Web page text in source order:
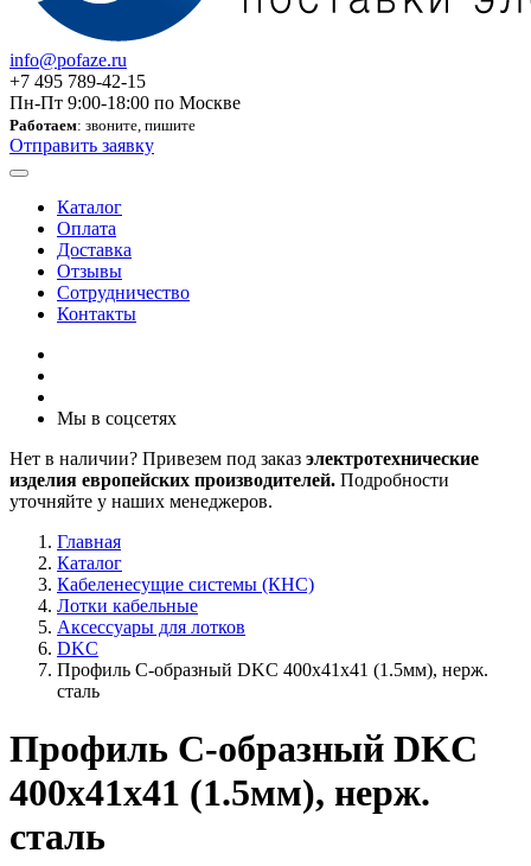
info@pofaze.ru
+7 495 789-42-15
Пн-Пт 9:00-18:00 по Москве
Работаем: звоните, пишите
Отправить заявку
Каталог
Оплата
Доставка
Отзывы
Сотрудничество
Контакты
Мы в соцсетях
Нет в наличии? Привезем под заказ электротехнические
изделия европейских производителей. Подробности
уточняйте у наших менеджеров.
Главная
Каталог
Кабеленесущие системы (КНС)
Лотки кабельные
Аксессуары для лотков
DKC
Профиль С-образный DKC 400х41х41 (1.5мм), нерж.
сталь
Профиль С-образный DKC
400х41х41 (1.5мм), нерж.
сталь